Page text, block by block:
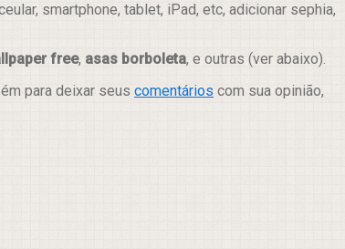
smartphone, tablet, iPad, etc, adicionar sephia,
free, asas borboleta, e outras (ver abaixo).
para deixar seus comentários com sua opinião,